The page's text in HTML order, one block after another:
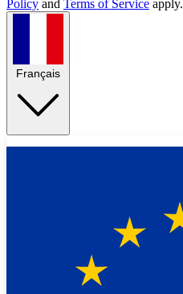
Policy and Terms of Service apply.
Français